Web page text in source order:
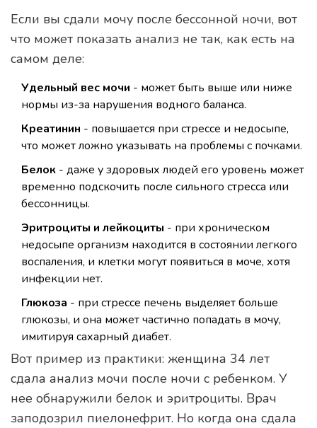
Если вы сдали мочу после бессонной ночи, вот
что может показать анализ не так, как есть на
самом деле:
Удельный вес мочи - может быть выше или ниже
нормы из-за нарушения водного баланса.
Креатинин - повышается при стрессе и недосыпе,
что может ложно указывать на проблемы с почками.
Белок - даже у здоровых людей его уровень может
временно подскочить после сильного стресса или
бессонницы.
Эритроциты и лейкоциты - при хроническом
недосыпе организм находится в состоянии легкого
воспаления, и клетки могут появиться в моче, хотя
инфекции нет.
Глюкоза - при стрессе печень выделяет больше
глюкозы, и она может частично попадать в мочу,
имитируя сахарный диабет.
Вот пример из практики: женщина 34 лет
сдала анализ мочи после ночи с ребенком. У
нее обнаружили белок и эритроциты. Врач
заподозрил пиелонефрит. Но когда она сдала